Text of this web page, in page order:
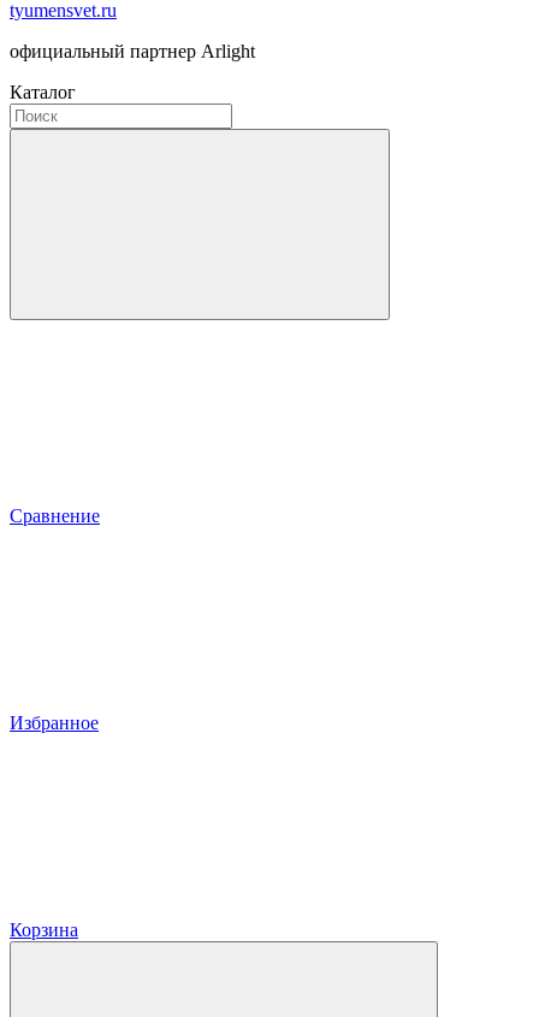
tyumensvet.ru
официальный партнер Arlight
Каталог
Сравнение
Избранное
Корзина